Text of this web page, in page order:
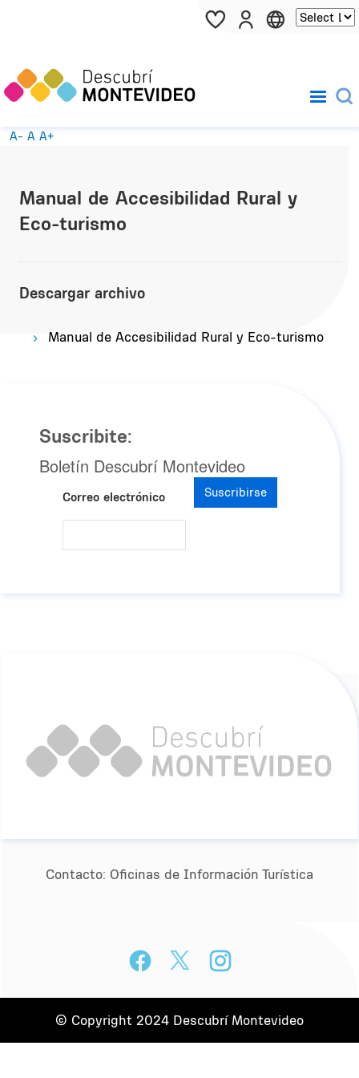
Pasar al contenido principal
A- A A+
Manual de Accesibilidad Rural y
Eco-turismo
Descargar archivo
Manual de Accesibilidad Rural y Eco-turismo
Suscribite:
Boletín Descubrí Montevideo
Correo electrónico Suscribirse
Contacto: Oﬁcinas de Información Turística
© Copyright 2024 Descubrí Montevideo